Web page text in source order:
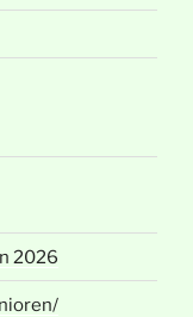
2026